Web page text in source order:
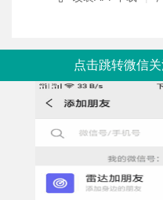
点击跳转微信